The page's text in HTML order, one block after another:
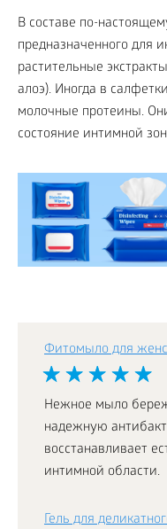
В составе по-
предназначенного для
растительные
алоэ). Иногда в
молочные протеины.
состояние интимной
Фитомыло для
Нежное мыло
надежную
восстанавливает
интимной области.
Гель для